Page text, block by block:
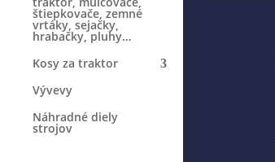
štiepkovače, zemné
vrtáky, sejačky,
hrabačky, pluhy…
Kosy za traktor
Vývevy
Náhradné diely
strojov